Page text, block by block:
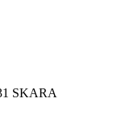
SKARA